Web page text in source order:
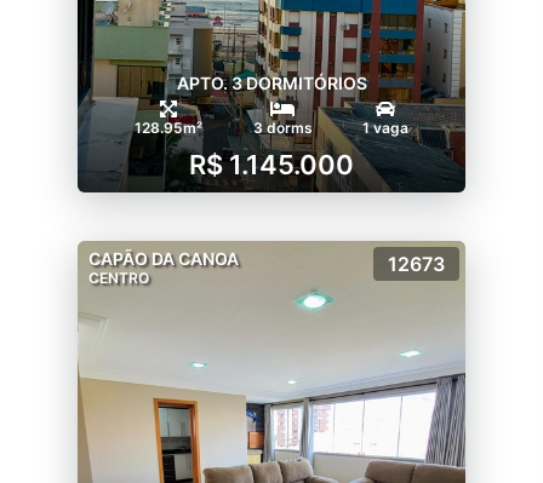
APTO. 3 DORMITÓRIOS
128.95m² 3 dorms 1 vaga
R$ 1.145.000
CAPÃO DA CANOA
CENTRO
12673